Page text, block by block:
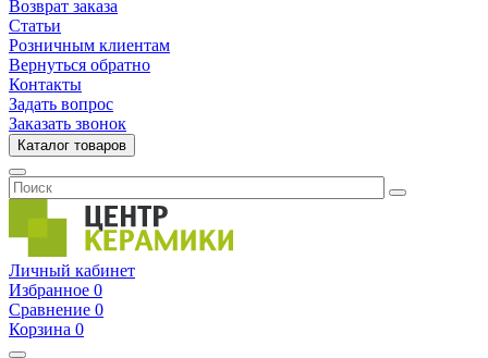
Возврат заказа
Статьи
Розничным клиентам
Вернуться обратно
Контакты
Задать вопрос
Заказать звонок
Каталог товаров
Личный кабинет
Избранное 0
Сравнение 0
Корзина 0